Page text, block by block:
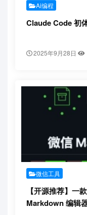
Ai编程
Claude Code 初
2025年9月28日
微信工具
【开源推荐】一
Markdown 编辑